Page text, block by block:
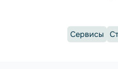
Сервисы